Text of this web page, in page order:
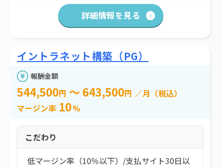
詳細情報を見る
イントラネット構築（PG）
報酬金額
544,500円 ～ 643,500円 ／月（税込）
マージン率 10%
こだわり
低マージン率（10％以下） /支払サイト30日以